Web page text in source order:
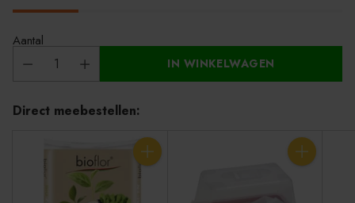
Aantal
IN WINKELWAGEN
Direct meebestellen:
Aantal Aantal